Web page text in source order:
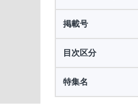
掲載号
目次区分
特集名